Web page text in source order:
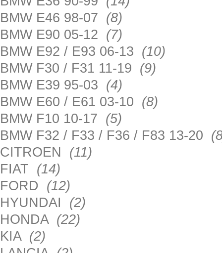
BMW E46 98-07 (8)
BMW E90 05-12 (7)
BMW E92 / E93 06-13 (10)
BMW F30 / F31 11-19 (9)
BMW E39 95-03 (4)
BMW E60 / E61 03-10 (8)
BMW F10 10-17 (5)
BMW F32 / F33 / F36 / F83 13-20
CITROEN (11)
FIAT (14)
FORD (12)
HYUNDAI (2)
HONDA (22)
KIA (2)